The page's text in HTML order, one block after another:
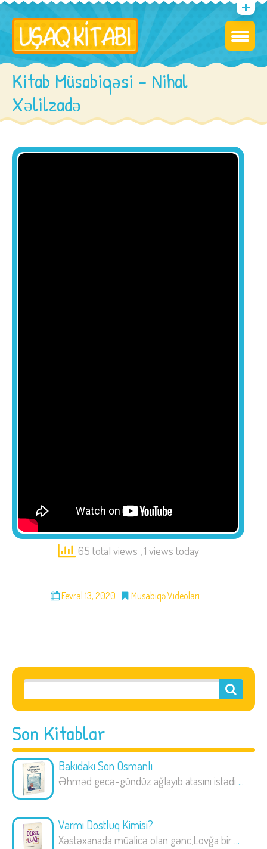
Kitab Müsabiqəsi – Nihal
Xəlilzadə
Son Kitablar
Bakıdakı Son Osmanlı
Əhməd gecə-gündüz ağlayıb atasını istədi ...
Varmı Dostluq Kimisi?
Xəstəxanada müalicə olan gənc,Lovğa bir ...
65 total views , 1 views today
Fevral 13, 2020 Müsabiqə Videoları